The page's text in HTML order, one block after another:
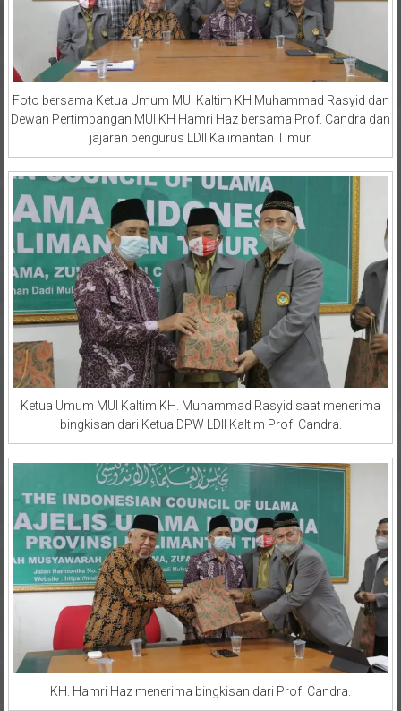
Foto bersama Ketua Umum MUI Kaltim KH Muhammad Rasyid dan
Dewan Pertimbangan MUI KH Hamri Haz bersama Prof. Candra dan
jajaran pengurus LDII Kalimantan Timur.
Ketua Umum MUI Kaltim KH. Muhammad Rasyid saat menerima
bingkisan dari Ketua DPW LDII Kaltim Prof. Candra.
KH. Hamri Haz menerima bingkisan dari Prof. Candra.